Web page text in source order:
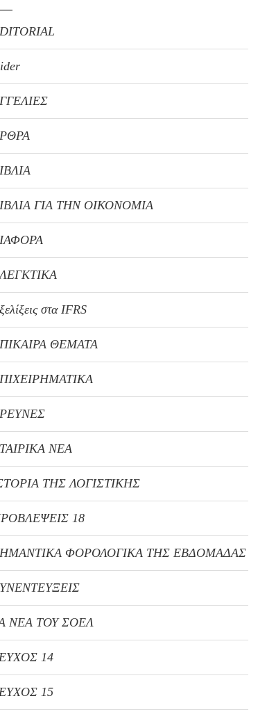
ΓΙΑ ΤΗΝ ΟΙΚΟΝΟΜΙΑ
στα IFRS
ΘΕΜΑΤΑ
ΝΕΑ
ΤΗΣ ΛΟΓΙΣΤΙΚΗΣ
18
ΦΟΡΟΛΟΓΙΚΑ ΤΗΣ ΕΒΔΟΜΑΔΑΣ
ΝΕΑ ΤΟΥ ΣΟΕΛ
14
15